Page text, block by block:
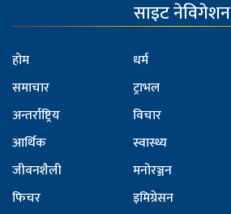
साइट नेविगेशन
होम
समाचार
अन्तर्राष्ट्रिय
आर्थिक
जीवनशैली
फिचर
धर्म
ट्राभल
विचार
स्वास्थ्य
मनोरञ्जन
इमिग्रेसन